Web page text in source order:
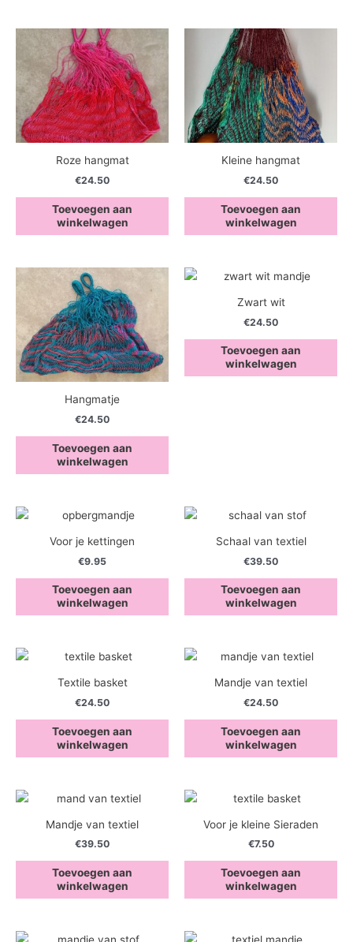
Roze hangmat
€24.50
Toevoegen aan
winkelwagen
Kleine hangmat
€24.50
Toevoegen aan
winkelwagen
Hangmatje
€24.50
Toevoegen aan
winkelwagen
Zwart wit
€24.50
Toevoegen aan
winkelwagen
Voor je kettingen
€9.95
Toevoegen aan
winkelwagen
Schaal van textiel
€39.50
Toevoegen aan
winkelwagen
Textile basket
€24.50
Toevoegen aan
winkelwagen
Mandje van textiel
€24.50
Toevoegen aan
winkelwagen
Mandje van textiel
€39.50
Toevoegen aan
winkelwagen
Voor je kleine Sieraden
€7.50
Toevoegen aan
winkelwagen